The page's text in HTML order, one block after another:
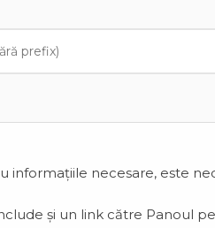
informațiile necesare, este
și un link către Panoul